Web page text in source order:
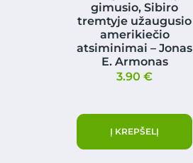
gimusio, Sibiro
tremtyje užaugusio
amerikiečio
atsiminimai – Jonas
E. Armonas
3.90€
Į KREPŠELĮ